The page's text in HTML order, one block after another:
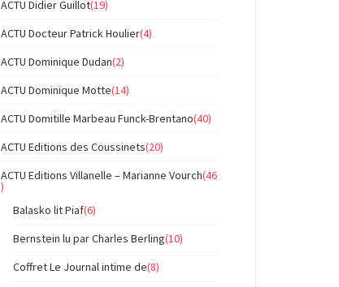
ACTU Didier Guillot(19)
ACTU Docteur Patrick Houlier(4)
ACTU Dominique Dudan(2)
ACTU Dominique Motte(14)
ACTU Domitille Marbeau Funck-Brentano(40)
ACTU Editions des Coussinets(20)
ACTU Editions Villanelle – Marianne Vourch(46
)
Balasko lit Piaf(6)
Bernstein lu par Charles Berling(10)
Coffret Le Journal intime de(8)